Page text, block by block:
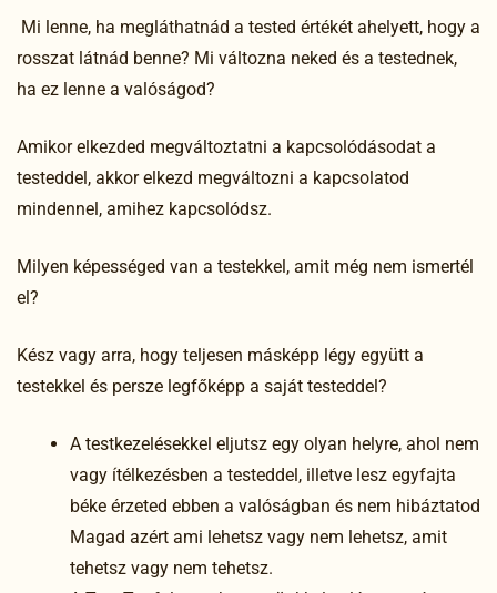
Mi lenne, ha megláthatnád a tested értékét ahelyett, hogy a
rosszat látnád benne? Mi változna neked és a testednek,
ha ez lenne a valóságod?
Amikor elkezded megváltoztatni a kapcsolódásodat a
testeddel, akkor elkezd megváltozni a kapcsolatod
mindennel, amihez kapcsolódsz.
Milyen képességed van a testekkel, amit még nem ismertél
el?
Kész vagy arra, hogy teljesen másképp légy együtt a
testekkel és persze legfőképp a saját testeddel?
A testkezelésekkel eljutsz egy olyan helyre, ahol nem
vagy ítélkezésben a testeddel, illetve lesz egyfajta
béke érzeted ebben a valóságban és nem hibáztatod
Magad azért ami lehetsz vagy nem lehetsz, amit
tehetsz vagy nem tehetsz.